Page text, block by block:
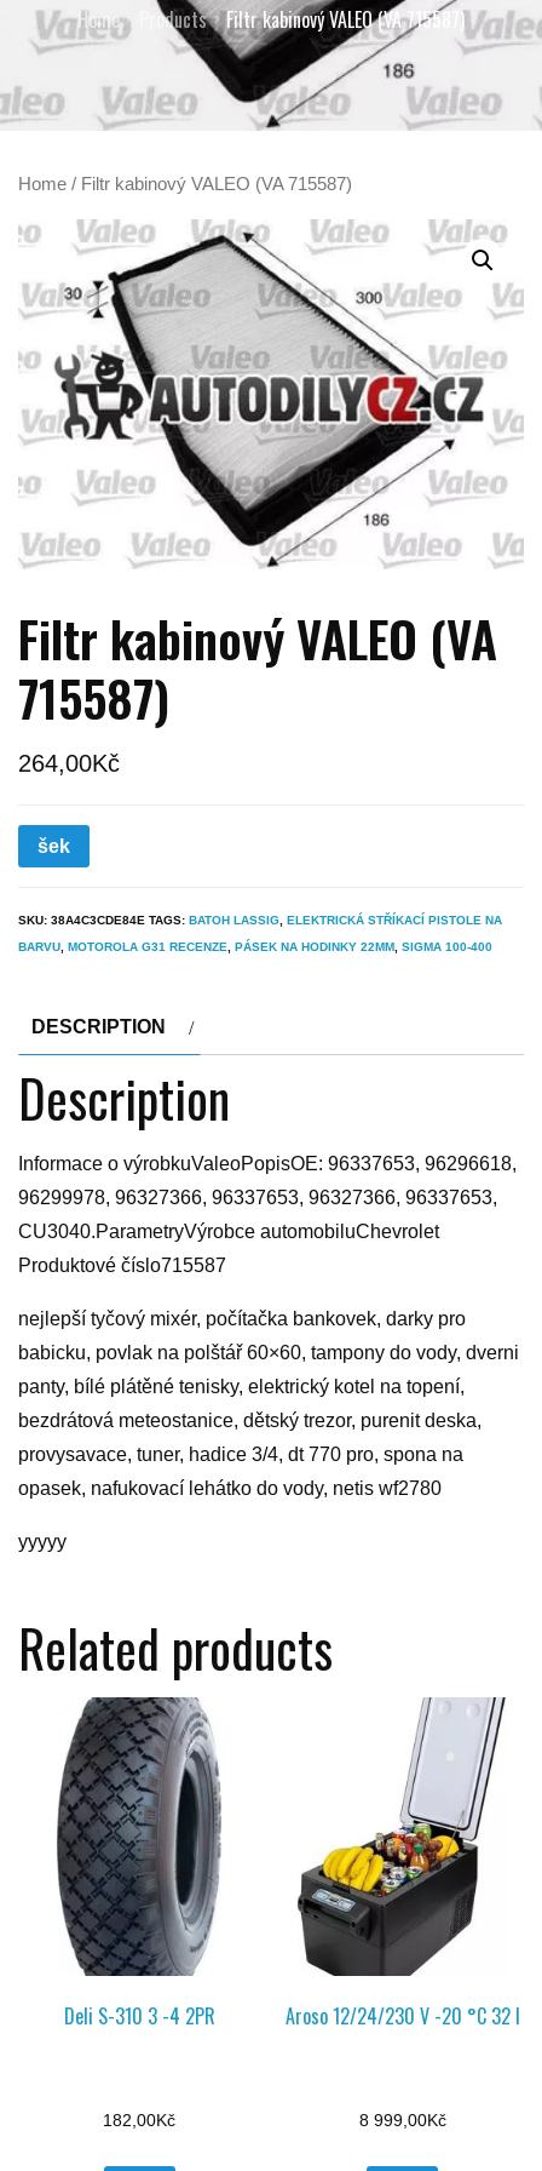
Home Products Filtr kabinový VALEO (VA 715587)
Home / Filtr kabinový VALEO (VA 715587)
Filtr kabinový VALEO (VA
715587)
264,00Kč
šek
SKU: 38A4C3CDE84E TAGS: BATOH LASSIG, ELEKTRICKÁ STŘÍKACÍ PISTOLE NA
BARVU, MOTOROLA G31 RECENZE, PÁSEK NA HODINKY 22MM, SIGMA 100-400
DESCRIPTION
Description
Informace o výrobkuValeoPopisOE: 96337653, 96296618,
96299978, 96327366, 96337653, 96327366, 96337653,
CU3040.ParametryVýrobce automobiluChevrolet
Produktové číslo715587
nejlepší tyčový mixér, počítačka bankovek, darky pro
babicku, povlak na polštář 60×60, tampony do vody, dverni
panty, bílé plátěné tenisky, elektrický kotel na topení,
bezdrátová meteostanice, dětský trezor, purenit deska,
provysavace, tuner, hadice 3/4, dt 770 pro, spona na
opasek, nafukovací lehátko do vody, netis wf2780
yyyyy
Related products
Deli S-310 3 -4 2PR
182,00Kč
Aroso 12/24/230 V -20 °C 32 l
8 999,00Kč